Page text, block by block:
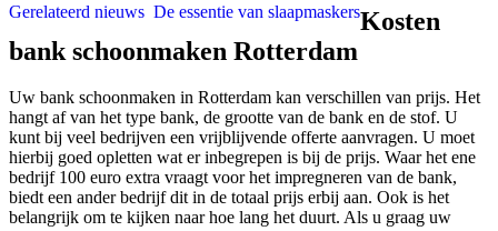
Gerelateerd nieuws De essentie van slaapmaskersKosten
bank schoonmaken Rotterdam
Uw bank schoonmaken in Rotterdam kan verschillen van prijs. Het
hangt af van het type bank, de grootte van de bank en de stof. U
kunt bij veel bedrijven een vrijblijvende offerte aanvragen. U moet
hierbij goed opletten wat er inbegrepen is bij de prijs. Waar het ene
bedrijf 100 euro extra vraagt voor het impregneren van de bank,
biedt een ander bedrijf dit in de totaal prijs erbij aan. Ook is het
belangrijk om te kijken naar hoe lang het duurt. Als u graag uw